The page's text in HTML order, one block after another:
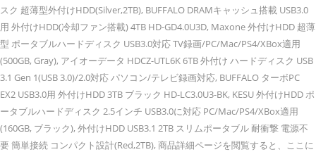
スク 超薄型外付けHDD(Silver,2TB), BUFFALO DRAMキャッシュ搭載 USB3.0
用 外付けHDD(冷却ファン搭載) 4TB HD-GD4.0U3D, Maxone 外付けHDD 超薄
型 ポータブルハードディスク USB3.0対応 TV録画/PC/Mac/PS4/XBox適用
(500GB, Gray), アイオーデータ HDCZ-UTL6K 6TB 外付け ハードディスク USB
3.1 Gen 1(USB 3.0)/2.0対応 パソコン/テレビ録画対応, BUFFALO ターボPC
EX2 USB3.0用 外付けHDD 3TB ブラック HD-LC3.0U3-BK, KESU 外付けHDD ポ
ータブルハードディスク 2.5インチ USB3.0に対応 PC/Mac/PS4/XBox適用
(160GB, ブラック), 外付けHDD USB3.1 2TB スリムポータブル 耐衝撃 電源不
要 簡単接続 コンパクト設計(Red,2TB), 商品詳細ページを閲覧すると、ここに